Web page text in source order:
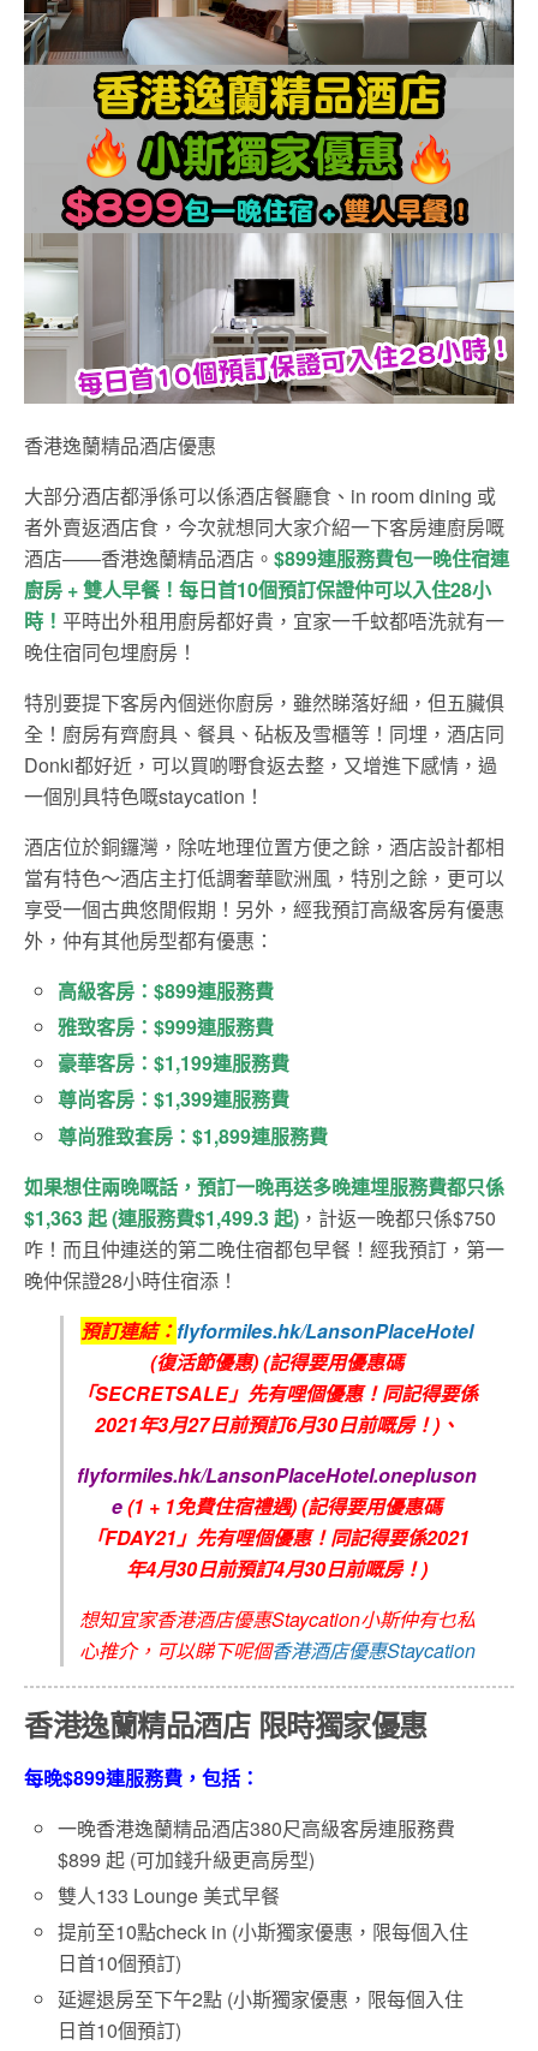
香港逸蘭精品酒店優惠
大部分酒店都淨係可以係酒店餐廳食、in room dining 或
者外賣返酒店食，今次就想同大家介紹一下客房連廚房嘅
酒店——香港逸蘭精品酒店。 $899連服務費包一晚住宿連
廚房 + 雙人早餐！每日首10個預訂保證仲可以入住28小
時！ 平時出外租用廚房都好貴，宜家一千蚊都唔洗就有一
晚住宿同包埋廚房！
特別要提下客房內個迷你廚房，雖然睇落好細，但五臟俱
全！廚房有齊廚具、餐具、砧板及雪櫃等！同埋，酒店同
Donki都好近，可以買啲嘢食返去整，又增進下感情，過
一個別具特色嘅staycation！
酒店位於銅鑼灣，除咗地理位置方便之餘，酒店設計都相
當有特色～酒店主打低調奢華歐洲風，特別之餘，更可以
享受一個古典悠閒假期！另外，經我預訂高級客房有優惠
外，仲有其他房型都有優惠：
高級客房：$899連服務費
雅致客房：$999連服務費
豪華客房：$1,199連服務費
尊尚客房：$1,399連服務費
尊尚雅致套房：$1,899連服務費
如果想住兩晚嘅話，預訂一晚再送多晚連埋服務費都只係
$1,363 起 (連服務費$1,499.3 起) ，計返一晚都只係$750
咋！而且仲連送的第二晚住宿都包早餐！經我預訂，第一
晚仲保證28小時住宿添！
預訂連結：flyformiles.hk/LansonPlaceHotel
(復活節優惠)(記得要用優惠碼
「SECRETSALE」先有哩個優惠！同記得要係
2021年3月27日前預訂6月30日前嘅房！)、
flyformiles.hk/LansonPlaceHotel.onepluson
e(1 + 1免費住宿禮遇)(記得要用優惠碼
「FDAY21」先有哩個優惠！同記得要係2021
年4月30日前預訂4月30日前嘅房！)
想知宜家香港酒店優惠Staycation小斯仲有乜私
心推介，可以睇下呢個香港酒店優惠Staycation
香港逸蘭精品酒店 限時獨家優惠
每晚$899連服務費，包括：
一晚香港逸蘭精品酒店380尺高級客房連服務費
$899 起 (可加錢升級更高房型)
雙人133 Lounge 美式早餐
提前至10點check in (小斯獨家優惠，限每個入住
日首10個預訂)
延遲退房至下午2點 (小斯獨家優惠，限每個入住
日首10個預訂)